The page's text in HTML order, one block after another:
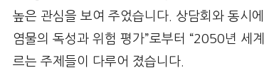
높은 관심을 보여 주었습니다. 상담회와 동시
염물의 독성과 위험 평가”로부터 “2050년 세
르는 주제들이 다루어 졌습니다.